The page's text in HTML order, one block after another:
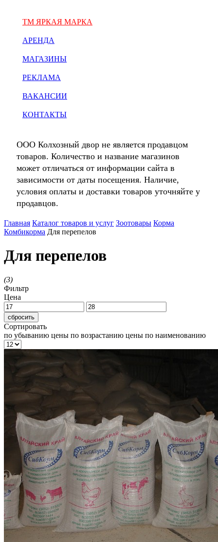
ТМ ЯРКАЯ МАРКА
АРЕНДА
МАГАЗИНЫ
РЕКЛАМА
ВАКАНСИИ
КОНТАКТЫ
ООО Колхозный двор не является продавцом
товаров. Количество и название магазинов
может отличаться от информации сайта в
зависимости от даты посещения. Наличие,
условия оплаты и доставки товаров уточняйте у
продавцов.
Главная Каталог товаров и услуг Зоотовары Корма
Комбикорма Для перепелов
Для перепелов
(3)
Фильтр
Цена
сбросить
Сортировать
по убыванию цены по возрастанию цены по наименованию